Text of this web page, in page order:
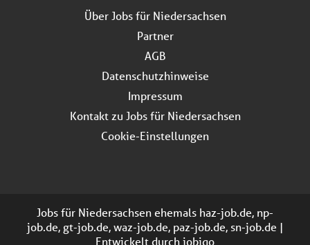
Über Jobs für Niedersachsen
Partner
AGB
Datenschutzhinweise
Impressum
Kontakt zu Jobs für Niedersachsen
Cookie-Einstellungen
Jobs für Niedersachsen ehemals haz-job.de, np-
job.de, gt-job.de, waz-job.de, paz-job.de, sn-job.de |
Entwickelt durchjobiqo